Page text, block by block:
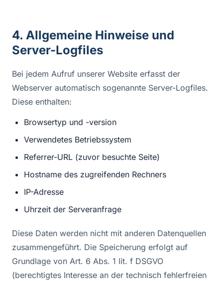
4. Allgemeine Hinweise und
Server-Logfiles
Bei jedem Aufruf unserer Website erfasst der
Webserver automatisch sogenannte Server-Logfiles.
Diese enthalten:
Browsertyp und -version
Verwendetes Betriebssystem
Referrer-URL (zuvor besuchte Seite)
Hostname des zugreifenden Rechners
IP-Adresse
Uhrzeit der Serveranfrage
Diese Daten werden nicht mit anderen Datenquellen
zusammengeführt. Die Speicherung erfolgt auf
Grundlage von Art. 6 Abs. 1 lit. f DSGVO
(berechtigtes Interesse an der technisch fehlerfreien